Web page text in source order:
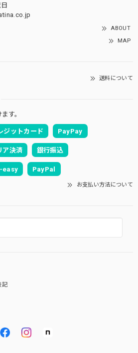
ABOUT
MAP
送料について
す。
ジットカード PayPay
ア決済 銀行振込
easy PayPal
お支払い方法について
記